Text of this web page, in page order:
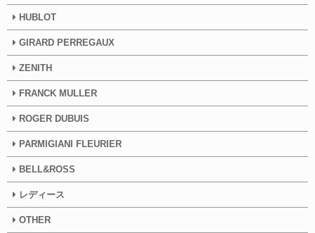
HUBLOT
GIRARD PERREGAUX
ZENITH
FRANCK MULLER
ROGER DUBUIS
PARMIGIANI FLEURIER
BELL&ROSS
レディース
OTHER